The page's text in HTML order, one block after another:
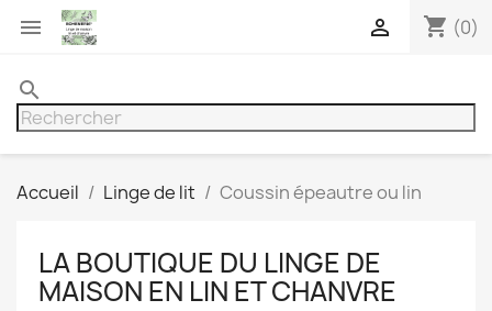
 shopping_cart (0)

search
Accueil Linge de lit Coussin épeautre ou lin
LA BOUTIQUE DU LINGE DE
MAISON EN LIN ET CHANVRE